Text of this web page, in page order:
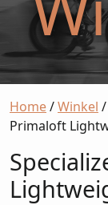
Home/Winkel /
Primaloft